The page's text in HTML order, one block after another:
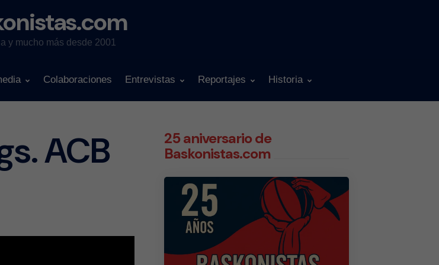
y mucho más desde 2001
Colaboraciones Entrevistas Reportajes Historia
ACB
25 aniversario de
Baskonistas.com